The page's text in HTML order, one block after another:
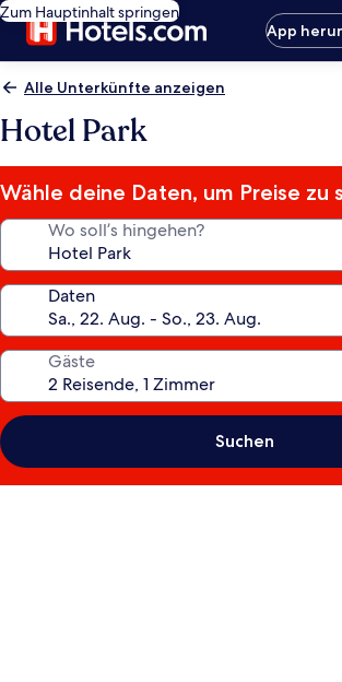
Zum Hauptinhalt springen
App
Alle Unterkünfte anzeigen
Hotel Park
Wähle deine Daten, um Preise zu
Wo soll’s hingehen?
Daten
Gäste
Suchen